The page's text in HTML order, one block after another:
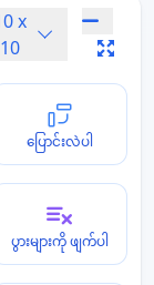
x
10
ပြောင်းလဲပါ
ပွားများကို ဖျက်ပါ